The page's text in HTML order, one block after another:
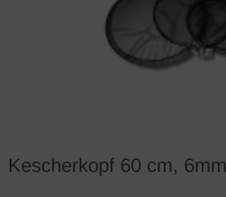
Kescherkopf 60 cm, 6mm